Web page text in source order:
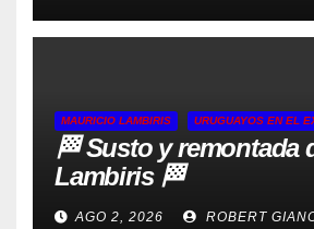
MAURICIO LAMBIRIS URUGUAYOS EN EL
🏁 Susto y remontada
Lambiris 🏁
AGO 2, 2026 ROBERT